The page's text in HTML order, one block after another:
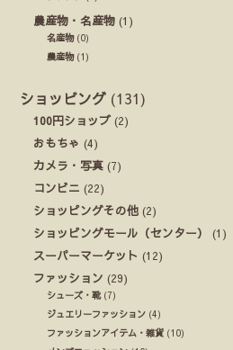
農産物・名産物 (1)
名産物(0)
農産物(1)
ショッピング (131)
100円ショップ (2)
おもちゃ (4)
カメラ・写真 (7)
コンビニ (22)
ショッピングその他 (2)
ショッピングモール（センター）
(1)
スーパーマーケット (12)
ファッション (29)
シューズ・靴(7)
ジュエリーファッション (4)
ファッションアイテム・雑貨 (10)